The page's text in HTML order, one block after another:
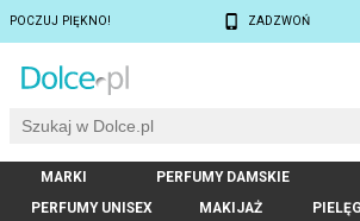
POCZUJ PIĘKNO! ZADZWOŃ
MARKI PERFUMY DAMSKIE
PERFUMY UNISEX
MAKIJAŻ